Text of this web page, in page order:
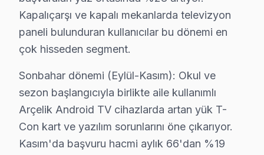
Hacı Kadın'da bu TV TV Servisi
Hacı Kadın, samimi bir atmosfer sunan bir mahalle
Haseki Sultan'da bu cihaz TV Servisi
Haseki Sultan, tarihi doku ile modern yaşamın iç içe
Hırka-i Şerif'te söz konusu model TV Servisi
Hırka-i Şerif, sakin bir yaşam sunan bir yerleşim
Hobyar'da Arçelik TV Servisi
Kapalıçarşı ve kapalı mekanlarda televizyon
paneli bulunduran kullanıcılar bu dönemi en
çok hisseden segment.
Sonbahar dönemi (Eylül-Kasım): Okul ve
sezon başlangıcıyla birlikte aile kullanımlı
Arçelik Android TV cihazlarda artan yük T-
Con kart ve yazılım sorunlarını öne çıkarıyor.
Kasım'da başvuru hacmi aylık 66'dan %19